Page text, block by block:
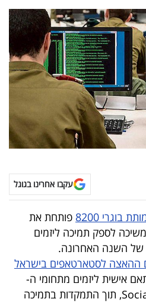
עקבו אחרינו בגוגל
בוגרי 8200
פותחת את
למחזור ה-15, וממשיכה לספק תמיכה ליזמים
של השנה האחרונה.
ההאצה לסטארטאפים בישראל
אישית ליזמים מתחומי ה-
Deep Tech וה-Social Impact, תוך התמקדות בתמיכה